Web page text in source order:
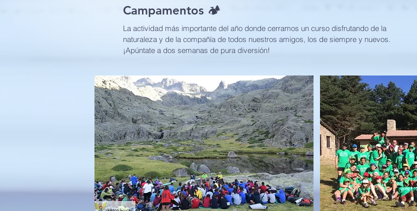
Campamentos 🏕️
La actividad más importante del año donde cerramos un curso disfrutando de la
naturaleza y de la compañía de todos nuestros amigos, los de siempre y nuevos.
¡Apúntate a dos semanas de pura diversión!